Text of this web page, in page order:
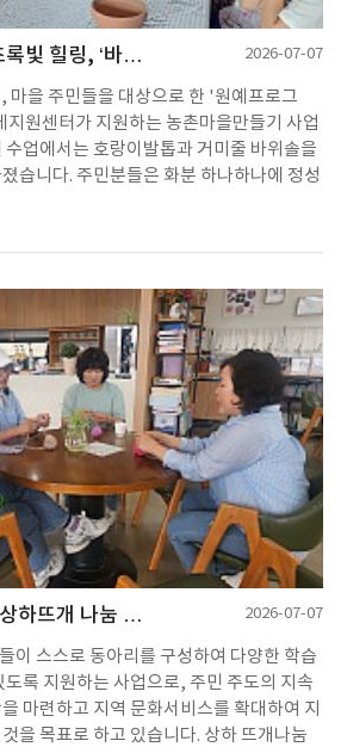
록빛 힐링, ‘바… 2026-07-07
마을 주민들을 대상으로 한 '원예프로그
원센터가 지원하는 농촌마을만들기 사업
수업에서는 호랑이발톱과 거미줄 바위솔을
습니다. 주민분들은 화분 하나하나에 정성
하뜨개 나눔 … 2026-07-07
이 스스로 동아리를 구성하여 다양한 학습
록 지원하는 사업으로, 주민 주도의 지속
마련하고 지역 문화서비스를 확대하여 지
을 목표로 하고 있습니다. 상하 뜨개나눔